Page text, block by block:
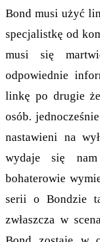
Bond musi użyć
specjalistkę od
musi się
odpowiednie
linkę po drugie
osób.
nastawieni na
wydaje się
bohaterowie
serii o Bondzie
zwłaszcza w